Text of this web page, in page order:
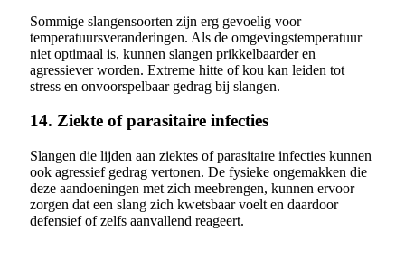
Sommige slangensoorten zijn erg gevoelig voor
temperatuursveranderingen. Als de omgevingstemperatuur
niet optimaal is, kunnen slangen prikkelbaarder en
agressiever worden. Extreme hitte of kou kan leiden tot
stress en onvoorspelbaar gedrag bij slangen.
14. Ziekte of parasitaire infecties
Slangen die lijden aan ziektes of parasitaire infecties kunnen
ook agressief gedrag vertonen. De fysieke ongemakken die
deze aandoeningen met zich meebrengen, kunnen ervoor
zorgen dat een slang zich kwetsbaar voelt en daardoor
defensief of zelfs aanvallend reageert.